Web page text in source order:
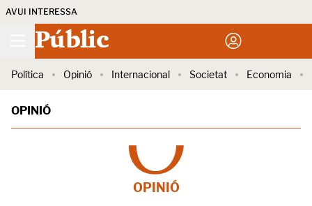
AVUI INTERESSA
Públic
Política Opinió Internacional Societat Economia
OPINIÓ
OPINIÓ